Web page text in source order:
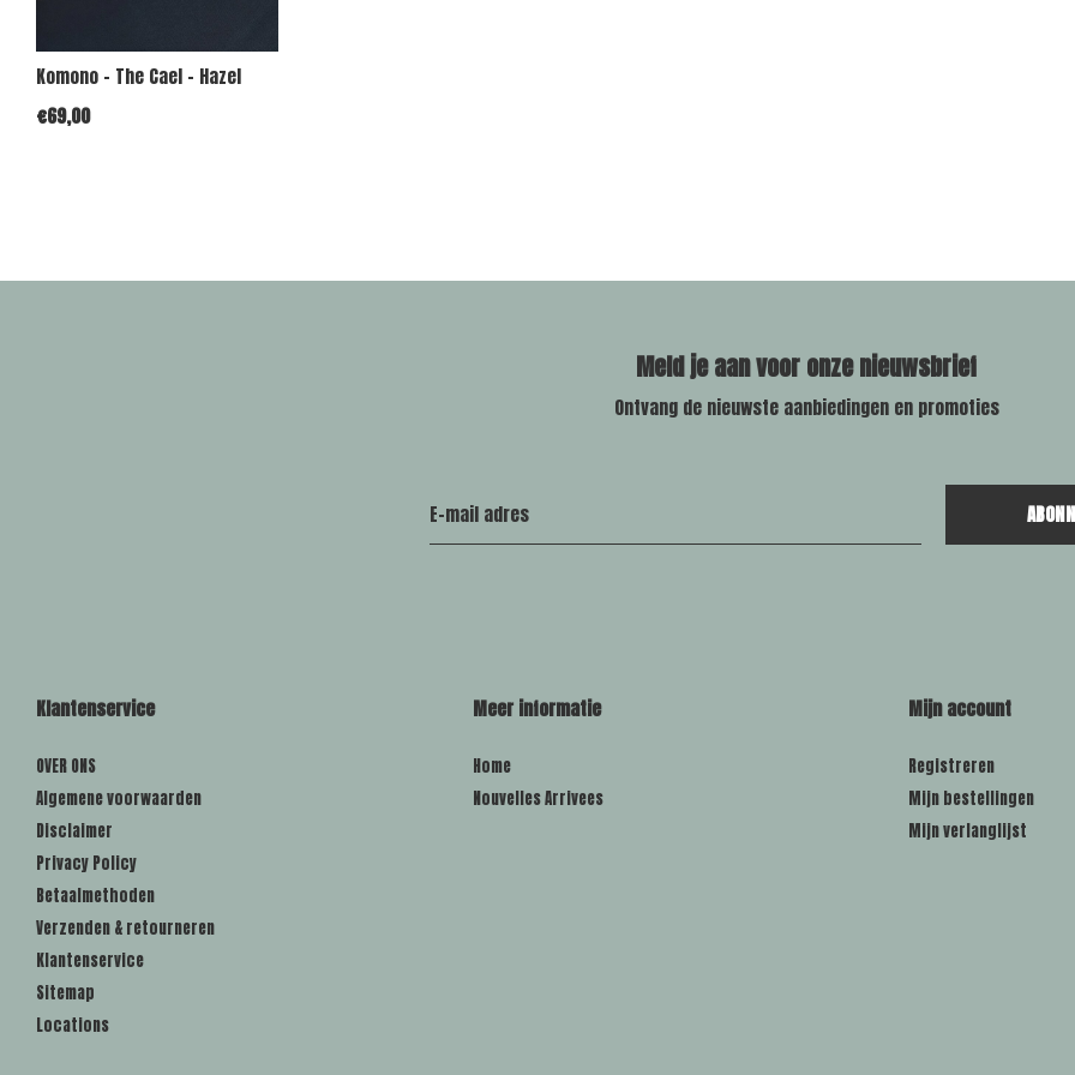
Komono - The Cael - Hazel
€69,00
Meld je aan voor onze nieuwsbrief
Ontvang de nieuwste aanbiedingen en promoties
Klantenservice
OVER ONS
Algemene voorwaarden
Disclaimer
Privacy Policy
Betaalmethoden
Verzenden & retourneren
Klantenservice
Sitemap
Locations
Meer informatie
Home
Nouvelles Arrivees
Mijn account
Registreren
Mijn bestellingen
Mijn verlanglijst